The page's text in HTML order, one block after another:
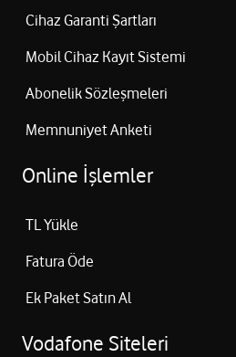
Cihaz Garanti Şartları
Mobil Cihaz Kayıt Sistemi
Abonelik Sözleşmeleri
Memnuniyet Anketi
Online İşlemler
TL Yükle
Fatura Öde
Ek Paket Satın Al
Vodafone Siteleri